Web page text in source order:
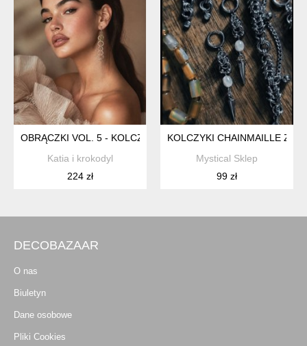
OBRĄCZKI VOL. 5 - KOLCZYKI
Katia i krokodyl
224 zł
KOLCZYKI CHAINMAILLE Z
Mystical Sklep
99 zł
DECOBAZAAR
O nas
Biuletyn
Dane osobowe
Pliki Cookies